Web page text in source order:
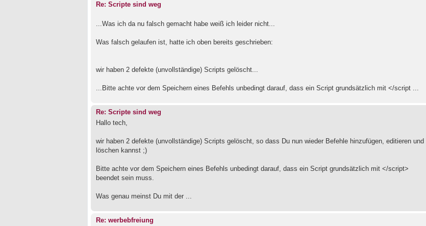
Re: Scripte sind weg
...Was ich da nu falsch gemacht habe weiß ich leider nicht...
Was falsch gelaufen ist, hatte ich oben bereits geschrieben:
wir haben 2 defekte (unvollständige) Scripts gelöscht...
...Bitte achte vor dem Speichern eines Befehls unbedingt darauf, dass ein Script grundsätzlich mit </script ...
Re: Scripte sind weg
Hallo tech,
wir haben 2 defekte (unvollständige) Scripts gelöscht, so dass Du nun wieder Befehle hinzufügen, editieren und
löschen kannst ;)
Bitte achte vor dem Speichern eines Befehls unbedingt darauf, dass ein Script grundsätzlich mit </script>
beendet sein muss.
Was genau meinst Du mit der ...
Re: werbebfreiung